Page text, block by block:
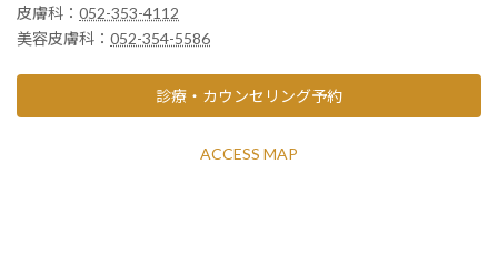
皮膚科： 052-353-4112
美容皮膚科： 052-354-5586
診療・カウンセリング予約
ACCESS MAP